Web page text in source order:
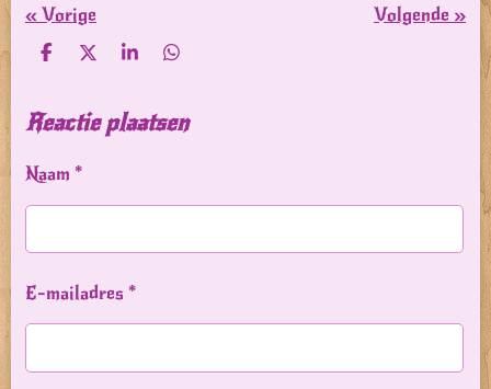
«Vorige Volgende »
D
e
n
D
l
S
r
e
D
e
n
Reactie plaatsen
Naam *
E-mailadres *